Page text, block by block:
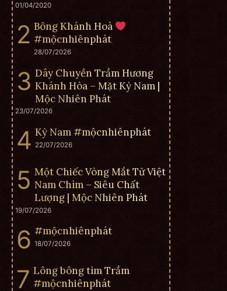
01/04/2020
Bông Khánh Hoà
#mộcnhiênphát
28/07/2026
Dây Chuyền Trầm Hương
Khánh Hòa – Mặt Kỳ Nam |
Mộc Nhiên Phát
23/07/2026
Kỳ Nam #mộcnhiênphát
22/07/2026
Một Chiếc Vòng Mắt Tử Việt
Nam Chìm – Siêu Chất
Lượng | Mộc Nhiên Phát
19/07/2026
#mộcnhiênphát
18/07/2026
Lông bông tìm Trầm
#mộcnhiênphát